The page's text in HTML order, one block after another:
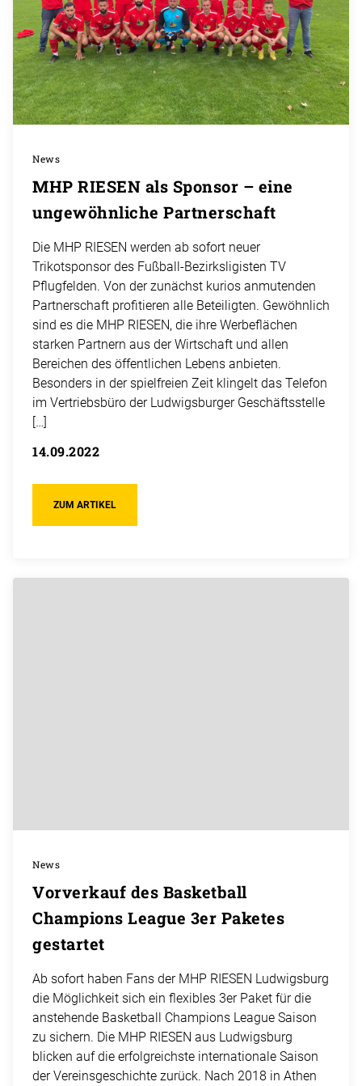
News
MHP RIESEN als Sponsor – eine
ungewöhnliche Partnerschaft
Die MHP RIESEN werden ab sofort neuer
Trikotsponsor des Fußball-Bezirksligisten TV
Pflugfelden. Von der zunächst kurios anmutenden
Partnerschaft profitieren alle Beteiligten. Gewöhnlich
sind es die MHP RIESEN, die ihre Werbeflächen
starken Partnern aus der Wirtschaft und allen
Bereichen des öffentlichen Lebens anbieten.
Besonders in der spielfreien Zeit klingelt das Telefon
im Vertriebsbüro der Ludwigsburger Geschäftsstelle
[…]
14.09.2022
ZUM ARTIKEL
News
Vorverkauf des Basketball
Champions League 3er Paketes
gestartet
Ab sofort haben Fans der MHP RIESEN Ludwigsburg
die Möglichkeit sich ein flexibles 3er Paket für die
anstehende Basketball Champions League Saison
zu sichern. Die MHP RIESEN aus Ludwigsburg
blicken auf die erfolgreichste internationale Saison
der Vereinsgeschichte zurück. Nach 2018 in Athen